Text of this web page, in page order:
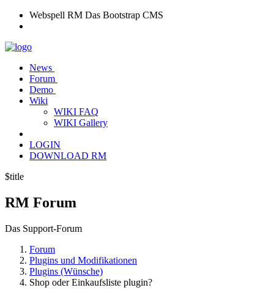
Webspell RM Das Bootstrap CMS
News
Forum
Demo
Wiki
WIKI FAQ
WIKI Gallery
LOGIN
DOWNLOAD RM
$title
RM Forum
Das Support-Forum
Forum
Plugins und Modifikationen
Plugins (Wünsche)
Shop oder Einkaufsliste plugin?